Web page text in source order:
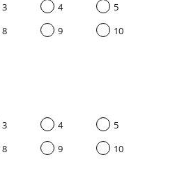
3 4
5
8 9
10
3 4
5
8 9
10